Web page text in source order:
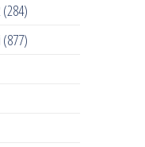
(284)
(877)